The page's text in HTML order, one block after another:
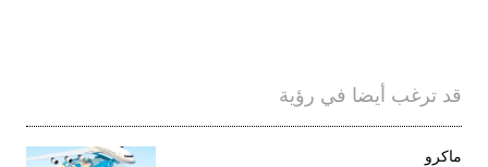
قد ترغب أيضا في رؤية
ماكرو